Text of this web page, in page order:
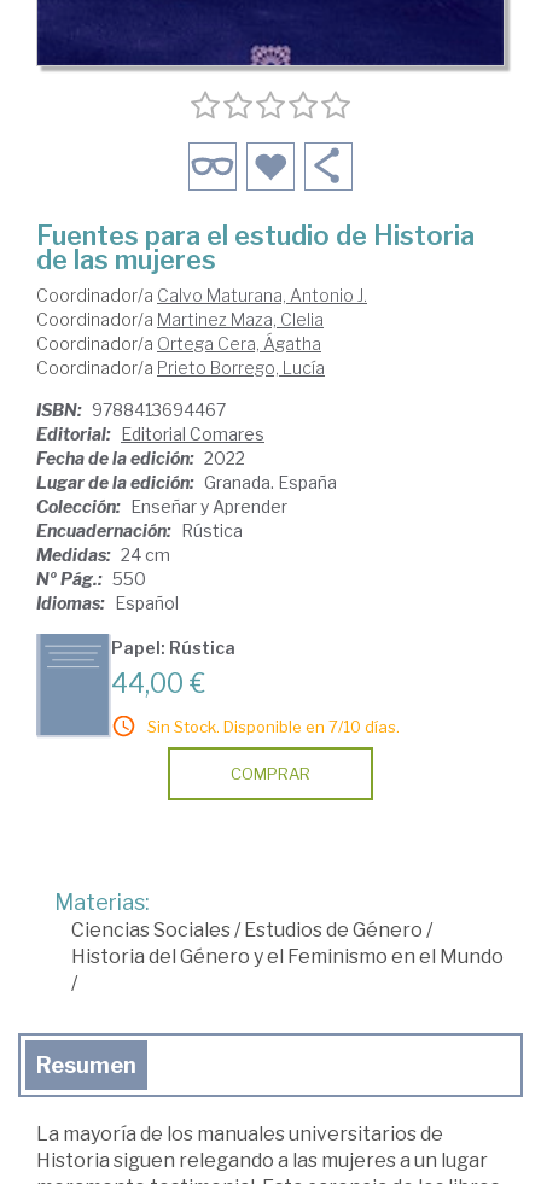
Fuentes para el estudio de Historia
de las mujeres
Coordinador/a Calvo Maturana, Antonio J.
Coordinador/a Martinez Maza, Clelia
Coordinador/a Ortega Cera, Ágatha
Coordinador/a Prieto Borrego, Lucía
ISBN: 9788413694467
Editorial: Editorial Comares
Fecha de la edición: 2022
Lugar de la edición: Granada. España
Colección: Enseñar y Aprender
Encuadernación: Rústica
Medidas: 24 cm
Nº Pág.: 550
Idiomas: Español
Papel: Rústica
44,00 €
Sin Stock. Disponible en 7/10 días.
COMPRAR
Materias:
Ciencias Sociales /Estudios de Género /
Historia del Género y el Feminismo en el Mundo
/
Resumen
La mayoría de los manuales universitarios de
Historia siguen relegando a las mujeres a un lugar